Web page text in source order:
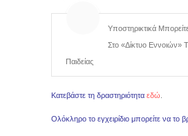
Υποστηρικτικά
Στο «Δίκτυο Εννοιών»
Παιδείας
Κατεβάστε τη δραστηριότητα εδώ
Ολόκληρο το εγχειρίδιο μπορείτε να το